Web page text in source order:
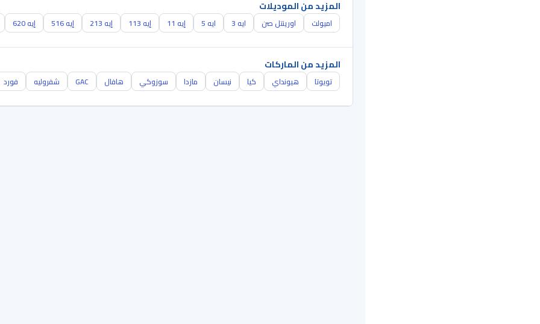
المزيد من الموديلات
اميولت اورينتل صن ايه 3 ايه 5 إيه 11 إيه 113 إيه 213 إيه 516 إيه 620
المزيد من الماركات
تويوتا هيونداي كيا نيسان مازدا سوزوكي هافال GAC شفروليه فورد